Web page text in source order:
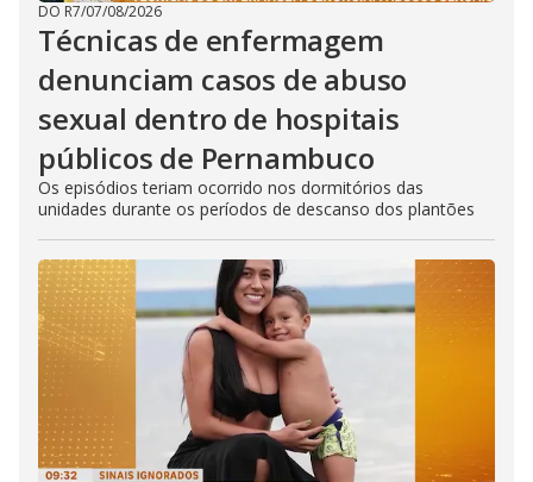
DO R7/07/08/2026
Técnicas de enfermagem
denunciam casos de abuso
sexual dentro de hospitais
públicos de Pernambuco
Os episódios teriam ocorrido nos dormitórios das
unidades durante os períodos de descanso dos plantões